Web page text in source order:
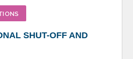
SHUT-OFF AND